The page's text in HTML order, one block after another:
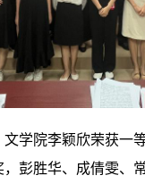
学院李颖欣荣获一
彭胜华、成倩雯、